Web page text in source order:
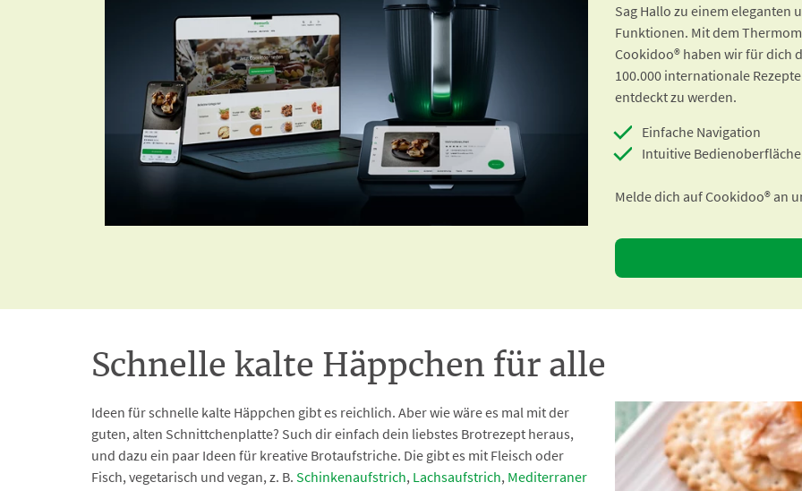
Sag Hallo zu einem
Funktionen. Mit dem
Cookidoo® haben wir für dich
100.000 internationale
entdeckt zu werden.
Einfache Navigation
Intuitive Bedienoberfläche
Melde dich auf Cookidoo® an
Schnelle kalte Häppchen für alle
Ideen für schnelle kalte Häppchen gibt es reichlich. Aber wie wäre es mal mit der
guten, alten Schnittchenplatte? Such dir einfach dein liebstes Brotrezept heraus,
und dazu ein paar Ideen für kreative Brotaufstriche. Die gibt es mit Fleisch oder
Fisch, vegetarisch und vegan, z. B. Schinkenaufstrich, Lachsaufstrich, Mediterraner